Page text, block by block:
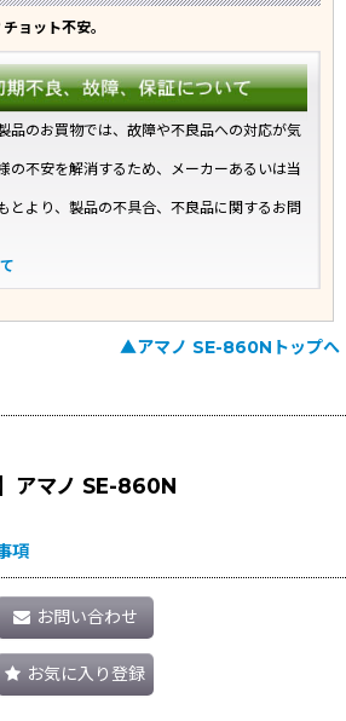
ョット不安。
品のお買物では、故障や不良品への対応が気
の不安を解消するため、メーカーあるいは当
とより、製品の不具合、不良品に関するお問
▲アマノ SE-860Nトップへ
アマノ SE-860N
項
お問い合わせ
お気に入り登録